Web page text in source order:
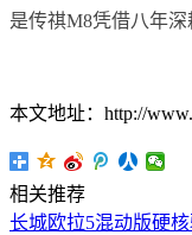
是传祺M8凭借八年深
本文地址：http://
相关推荐
长城欧拉5混动版硬